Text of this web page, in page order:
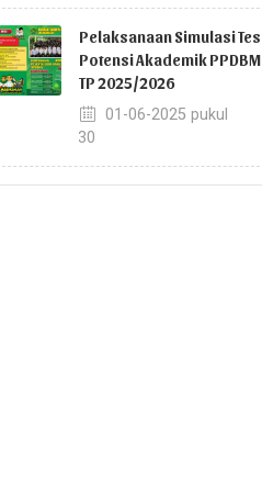
Pelaksanaan Simulasi Tes
Potensi Akademik PPDBM
TP 2025/2026
01-06-2025 pukul
11:30